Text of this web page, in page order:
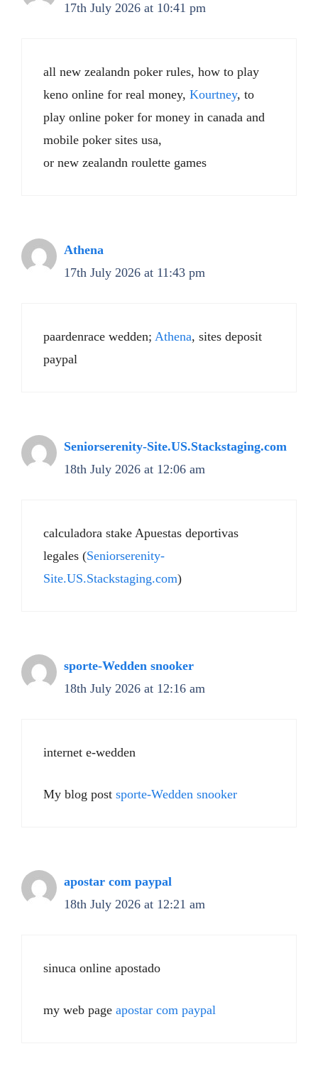
17th July 2026 at 10:41 pm
all new zealandn poker rules, how to play
keno online for real money, Kourtney, to
play online poker for money in canada and
mobile poker sites usa,
or new zealandn roulette games
Athena
17th July 2026 at 11:43 pm
paardenrace wedden; Athena, sites deposit
paypal
Seniorserenity-Site.US.Stackstaging.com
18th July 2026 at 12:06 am
calculadora stake Apuestas deportivas
legales (Seniorserenity-
Site.US.Stackstaging.com)
sporte-Wedden snooker
18th July 2026 at 12:16 am
internet e-wedden
My blog post sporte-Wedden snooker
apostar com paypal
18th July 2026 at 12:21 am
sinuca online apostado
my web page apostar com paypal